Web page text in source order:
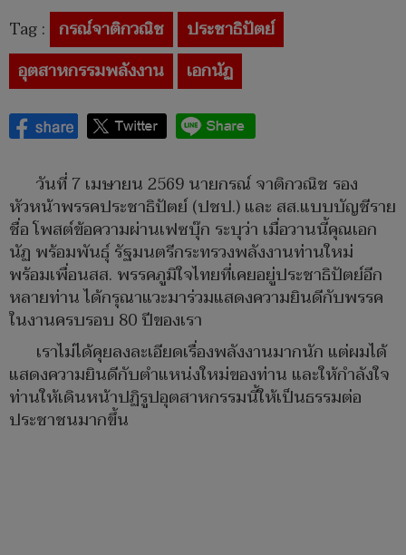
Tag : กรณ์จาติกวณิช
ประชาธิปัตย์
อุตสาหกรรมพลังงาน
เอกนัฏ
วันที่ 7 เมษายน 2569 นายกรณ์ จาติกวณิช รอง
หัวหน้าพรรคประชาธิปัตย์ (ปชป.) และ สส.แบบบัญชีราย
ชื่อ โพสต์ข้อความผ่านเฟซบุ๊ก ระบุว่า เมื่อวานนี้คุณเอก
นัฏ พร้อมพันธุ์ รัฐมนตรีกระทรวงพลังงานท่านใหม่
พร้อมเพื่อนสส. พรรคภูมิใจไทยที่เคยอยู่ประชาธิปัตย์อีก
หลายท่าน ได้กรุณาแวะมาร่วมแสดงความยินดีกับพรรค
ในงานครบรอบ 80 ปีของเรา
เราไม่ได้คุยลงละเอียดเรื่องพลังงานมากนัก แต่ผมได้
แสดงความยินดีกับตำแหน่งใหม่ของท่าน และให้กำลังใจ
ท่านให้เดินหน้าปฏิรูปอุตสาหกรรมนี้ให้เป็นธรรมต่อ
ประชาชนมากขึ้น